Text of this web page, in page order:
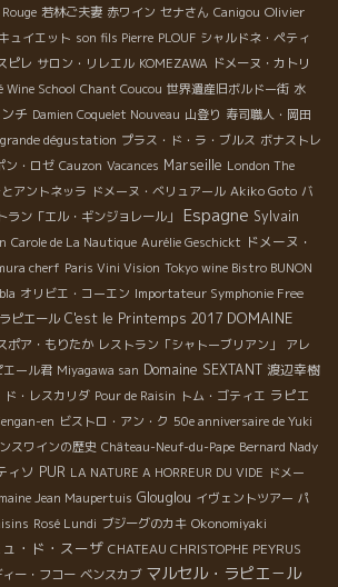
Rouge 若林ご夫妻 赤ワイン セナさん Canigou Olivier
キュイエット son fils Pierre PLOUF シャルドネ・ペティ
ピレ サロン・リレエル KOMEZAWA ドメーヌ・カトリ
Wine School Chant Coucou 世界遺産旧ボルドー街 水
チ Damien Coquelet Nouveau 山登り 寿司職人・岡田
dégustation プラス・ド・ラ・ブルス ボナストレ
ン・ロゼ Cauzon Vacances Marseille London The
アントネッラ ドメーヌ・ベリュアール Akiko Goto バ
ラン「エル・ギンジョレール」 Espagne Sylvain
Carole de La Nautique Aurélie Geschickt ドメーヌ・
cherf Paris Vini Vision Tokyo wine Bistro BUNON
オリビエ・コーエン Importateur Symphonie Free
ピエール C'est le Printemps 2017 DOMAINE
ポア・もりたか レストラン「シャトーブリアン」
アレ
ール君 Miyagawa san Domaine SEXTANT 渡辺幸樹
ド・レスカリダ Pour de Raisin トム・ゴティエ ラピエ
en ビストロ・アン・ク 50e anniversaire de Yuki
スワインの歴史 Château-Neuf-du-Pape Bernard Nady
ィソ PUR LA NATURE A HORREUR DU VIDE ドメー
Jean Maupertuis Glouglou イヴェントツアー パ
Rosé Lundi ブジーグのカキ Okonomiyaki
・ド・スーザ CHATEAU CHRISTOPHE PEYRUS
ー・フコー ベンスカブ マルセル・ラピエ－ル